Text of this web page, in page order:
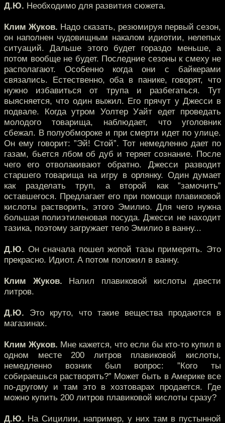
Д.Ю. Необходимо для развития сюжета.
Клим Жуков. Надо сказать, резюмируя первый сезон,
он наполнен чудовищным накалом идиотии, нелепых
ситуаций. Дальше этого будет гораздо меньше, а
потом вообще не будет. Последние сезоны к смеху не
располагают. Особенно когда они с байкерами
связались. Естественно, оба в панике, говорят, что
нужно избавиться от трупа и разбегаться. Тут
выясняется, что один выжил. Его прячут у Джесси в
подвале. Когда утром Уолтер Уайт едет проведать
молодого товарища, наблюдает, что уголовник
сбежал. В полуобмороке и при смерти идет по улице.
Он ему говорит: ”Эй! Стой”. Тот немедленно дает по
газам, бьется лбом об дуб и теряет сознание. После
чего его отволакивают обратно. Джесси разводит
старшего товарища на игру в орлянку. Один думает
как разделать труп, а второй как ”замочить”
оставшегося. Предлагает его при помощи плавиковой
кислоты растворить, этого Эмилио. Для чего нужна
большая полиэтиленовая посуда. Джесси не находит
тазика, поэтому загружает тело Эмилио в ванну...
Д.Ю. Он сначала пошел жопой тазы примерять. Это
прекрасно. Идиот. А потом положил в ванну.
Клим Жуков. Налил плавиковой кислоты двести
литров.
Д.Ю. Это круто, что такие вещества продаются в
магазинах.
Клим Жуков. Мне кажется, что если бы кто-то купил в
одном месте 200 литров плавиковой кислоты,
немедленно возник был вопрос: ”Кого ты
собираешься растворять?” Может быть в Америке все
по-другому и там это в хозтоварах продается. Где
можно купить 200 литров плавиковой кислоты сразу?
Д.Ю. На Сицилии, например, у них там в пустынной